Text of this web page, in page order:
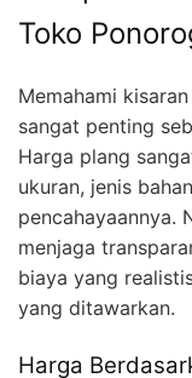
Toko
Memahami
sangat penting
Harga plang
ukuran, jenis
pencahayaannya.
menjaga
biaya yang
yang ditawarkan.
Harga